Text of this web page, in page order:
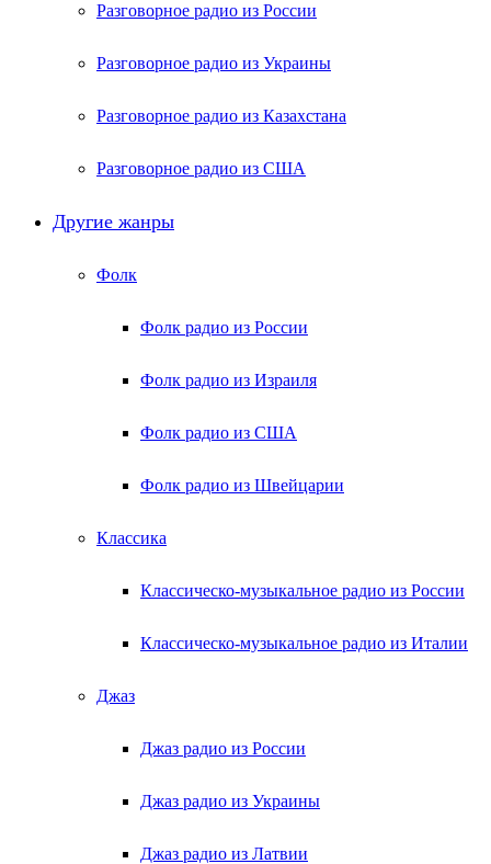
Разговорное радио из России
Разговорное радио из Украины
Разговорное радио из Казахстана
Разговорное радио из США
Другие жанры
Фолк
Фолк радио из России
Фолк радио из Израиля
Фолк радио из США
Фолк радио из Швейцарии
Классика
Классическо-музыкальное радио из России
Классическо-музыкальное радио из Италии
Джаз
Джаз радио из России
Джаз радио из Украины
Джаз радио из Латвии